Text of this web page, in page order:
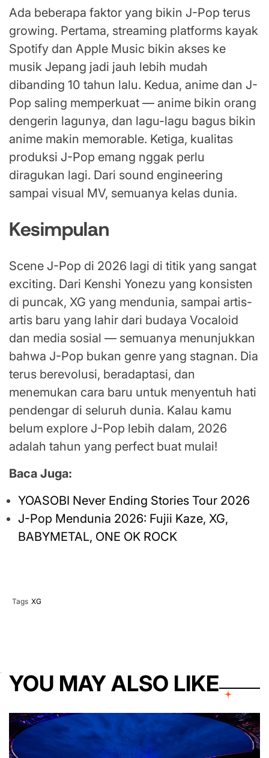
Ada beberapa faktor yang bikin J-Pop terus
growing. Pertama, streaming platforms kayak
Spotify dan Apple Music bikin akses ke
musik Jepang jadi jauh lebih mudah
dibanding 10 tahun lalu. Kedua, anime dan J-
Pop saling memperkuat — anime bikin orang
dengerin lagunya, dan lagu-lagu bagus bikin
anime makin memorable. Ketiga, kualitas
produksi J-Pop emang nggak perlu
diragukan lagi. Dari sound engineering
sampai visual MV, semuanya kelas dunia.
Kesimpulan
Scene J-Pop di 2026 lagi di titik yang sangat
exciting. Dari Kenshi Yonezu yang konsisten
di puncak, XG yang mendunia, sampai artis-
artis baru yang lahir dari budaya Vocaloid
dan media sosial — semuanya menunjukkan
bahwa J-Pop bukan genre yang stagnan. Dia
terus berevolusi, beradaptasi, dan
menemukan cara baru untuk menyentuh hati
pendengar di seluruh dunia. Kalau kamu
belum explore J-Pop lebih dalam, 2026
adalah tahun yang perfect buat mulai!
Baca Juga:
YOASOBI Never Ending Stories Tour 2026
J-Pop Mendunia 2026: Fujii Kaze, XG,
BABYMETAL, ONE OK ROCK
Tags XG
YOU MAY ALSO LIKE